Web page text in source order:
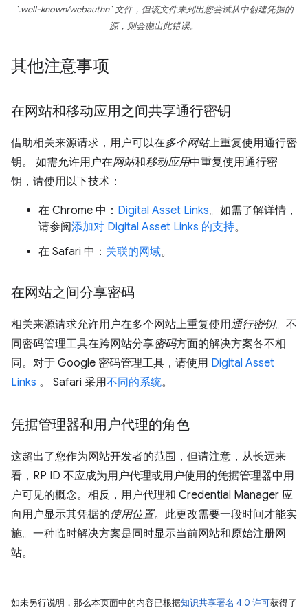
`.well-known/webauthn` 文件，但该文件未列出您尝试从中创建凭据的
源，则会抛出此错误。
其他注意事项
在网站和移动应用之间共享通行密钥
借助相关来源请求，用户可以在多个网站上重复使用通行密
钥。 如需允许用户在网站和移动应用中重复使用通行密
钥，请使用以下技术：
在 Chrome 中： Digital Asset Links。如需了解详情，
请参阅添加对 Digital Asset Links 的支持。
在 Safari 中： 关联的网域。
在网站之间分享密码
相关来源请求允许用户在多个网站上重复使用通行密钥。不
同密码管理工具在跨网站分享密码方面的解决方案各不相
同。对于 Google 密码管理工具，请使用 Digital Asset
Links 。 Safari 采用不同的系统。
凭据管理器和用户代理的角色
这超出了您作为网站开发者的范围，但请注意，从长远来
看，RP ID 不应成为用户代理或用户使用的凭据管理器中用
户可见的概念。相反，用户代理和 Credential Manager 应
向用户显示其凭据的使用位置。此更改需要一段时间才能实
施。一种临时解决方案是同时显示当前网站和原始注册网
站。
如未另行说明，那么本页面中的内容已根据知识共享署名 4.0 许可获得了